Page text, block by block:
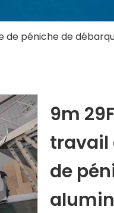
péniche de
9m
travail
de